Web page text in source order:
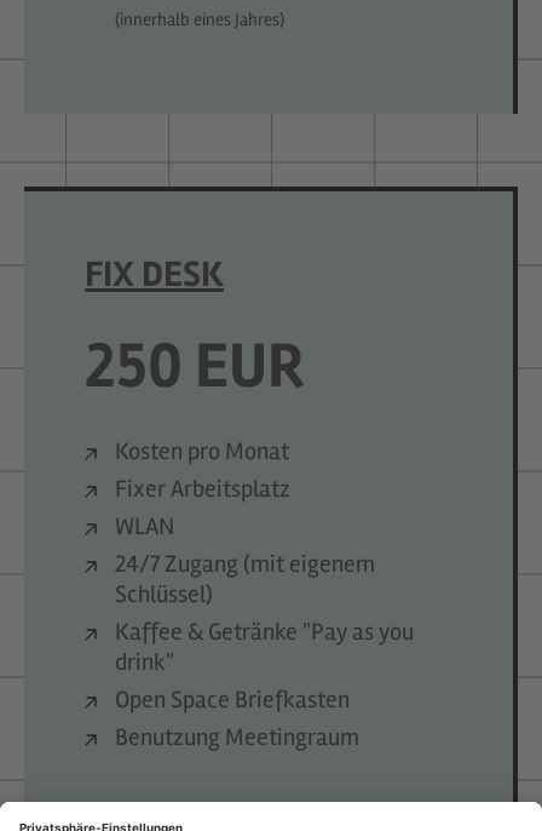
(innerhalb eines Jahres)
FIX DESK
250 EUR
Kosten pro Monat
Fixer Arbeitsplatz
WLAN
24/7 Zugang (mit eigenem
Schlüssel)
Kaffee & Getränke "Pay as you
drink"
Open Space Briefkasten
Benutzung Meetingraum